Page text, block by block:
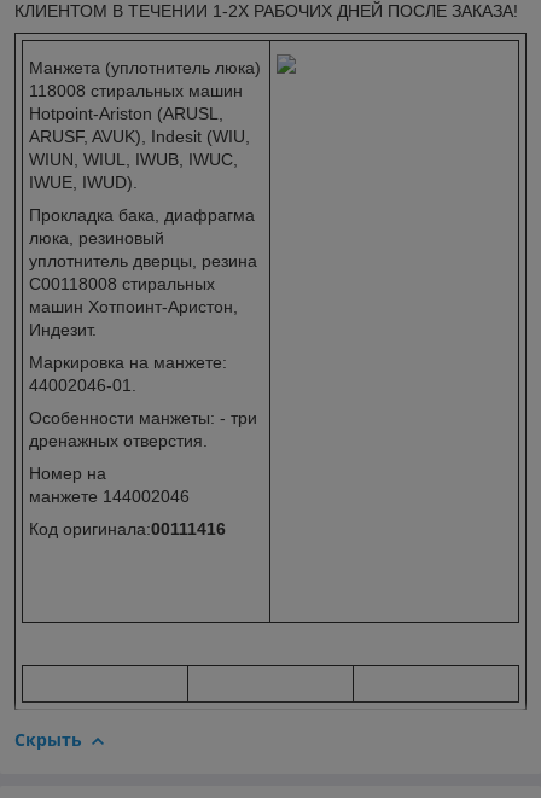
КЛИЕНТОМ В ТЕЧЕНИИ 1-2Х РАБОЧИХ ДНЕЙ ПОСЛЕ ЗАКАЗА!
Манжета (уплотнитель люка)
118008 стиральных машин
Hotpoint-Ariston (ARUSL,
ARUSF, AVUK), Indesit (WIU,
WIUN, WIUL, IWUB, IWUC,
IWUE, IWUD).
Прокладка бака, диафрагма
люка, резиновый
уплотнитель дверцы, резина
C00118008 стиральных
машин Хотпоинт-Аристон,
Индезит.
Маркировка на манжете:
44002046-01.
Особенности манжеты: - три
дренажных отверстия.
Номер на
манжете 144002046
Код оригинала:00111416
Скрыть